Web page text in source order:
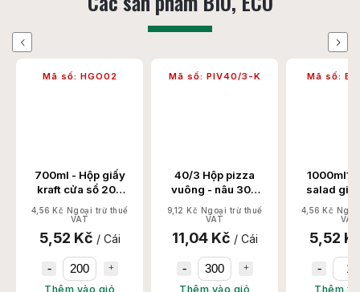
Previous
700ml - Hộp giấy
kraft cửa sổ 200
4,56 Kč Ngoại trừ thuế
VAT
5,52 Kč / Cái
Thêm vào giỏ
Mã số: HGO02
40/3 Hộp pizza
vuông - nâu 300
9,12 Kč Ngoại trừ thuế
VAT
11,04 Kč / Cái
Thêm vào giỏ
Mã số: PIV40/3-K
salad
4,56 Kč
VAT
5,52
Thêm
Mã số:
Next